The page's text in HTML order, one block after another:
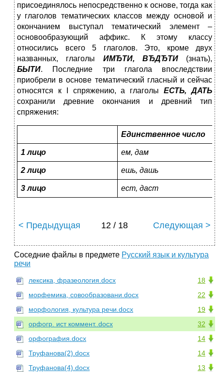
присоединялось непосредственно к основе, тогда как
у глаголов тематических классов между основой и
окончанием выступал тематический элемент –
основообразующий аффикс. К этому классу
относились всего 5 глаголов. Это, кроме двух
названных, глаголы ИМЂТИ, ВЂДЂТИ(знать),
БЫТИ. Последние три глагола впоследствии
приобрели в основе тематический гласный и сейчас
относятся к I спряжению, а глаголыЕСТЬ, ДАТЬ
сохранили древние окончания и древний тип
спряжения:
Единственное число
1 лицо ем, дам
2 лицо ешь, дашь
3 лицо ест, даст
< Предыдущая 12 / 18 Следующая >
Соседние файлы в предмете Русский язык и культура
речи
18
лексика, фразеология.docx
22
морфемика, совообразовани.docx
19
морфология, культура речи.docx
32
орфогр. ист коммент..docx
14
орфография.docx
14
Труфанова(2).docx
13
Труфанова(4).docx